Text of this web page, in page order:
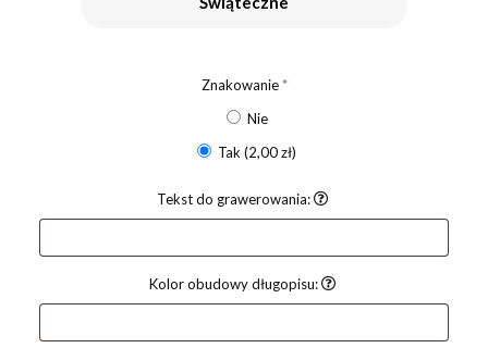
Znakowanie*
Nie
Tak (2,00 zł)
Tekst do grawerowania:
Kolor obudowy długopisu: